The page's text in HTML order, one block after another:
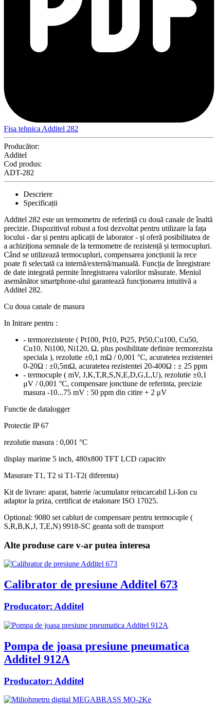
Fisa tehnica Additel 282
Producător:
Additel
Cod produs:
ADT-282
Descriere
Specificații
Additel 282 este un termometru de referință cu două canale de înaltă
precizie. Dispozitivul robust a fost dezvoltat pentru utilizare la fața
locului - dar și pentru aplicații de laborator - și oferă posibilitatea de
a achiziționa semnale de la termometre de rezistență și termocupluri.
Când se utilizează termocupluri, compensarea joncțiunii la rece
poate fi selectată ca internă/externă/manuală. Funcția de înregistrare
de date integrată permite înregistrarea valorilor măsurate. Meniul
asemănător smartphone-ului garantează funcționarea intuitivă a
Additel 282.
Cu doua canale de masura
In Intrare pentru :
- termorezistente ( Pt100, Pt10, Pt25, Pt50,Cu100, Cu50,
Cu10. Ni100, Ni120, Ω, plus posibilitate definire termorezista
speciala ), rezolutie ±0,1 mΩ / 0,001 °C, acuratetea rezistentei
0-20Ω : ±0,5mΩ, acuratetea rezistentei 20-400Ω : ± 25 ppm
- termocuple ( mV, J,K,T,R,S,N,E,D,G,L,U), rezolutie ±0,1
μV / 0,001 °C, compensare jonctiune de referinta, precizie
masura -10...75 mV : 50 ppm din citire + 2 μV
Functie de datalogger
Protectie IP 67
rezolutie masura : 0,001 °C
display marime 5 inch, 480x800 TFT LCD capacitiv
Masurare T1, T2 si T1-T2( diferenta)
Kit de livrare: aparat, baterie /acumulator reincarcabil Li-Ion cu
adaptor la priza, certificat de etalonare ISO 17025.
Optional: 9080 set cabluri de compensare pentru termocuple (
S,R,B,K,J, T,E,N) 9918-SC geanta soft de transport
Alte produse care v-ar putea interesa
Calibrator de presiune Additel 673
Producator: Additel
Pompa de joasa presiune pneumatica
Additel 912A
Producator: Additel